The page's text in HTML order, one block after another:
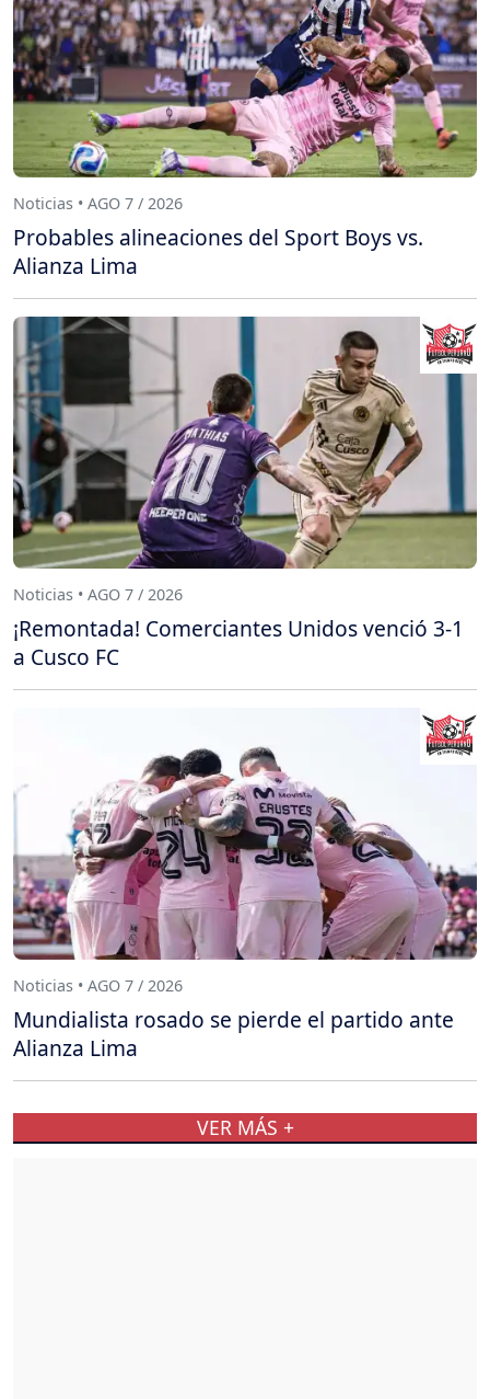
Noticias • AGO 7 / 2026
Probables alineaciones del Sport Boys vs.
Alianza Lima
Noticias • AGO 7 / 2026
¡Remontada! Comerciantes Unidos venció 3-1
a Cusco FC
Noticias • AGO 7 / 2026
Mundialista rosado se pierde el partido ante
Alianza Lima
VER MÁS +